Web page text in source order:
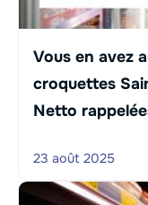
Vous en avez
croquettes
Netto
23 août 2025